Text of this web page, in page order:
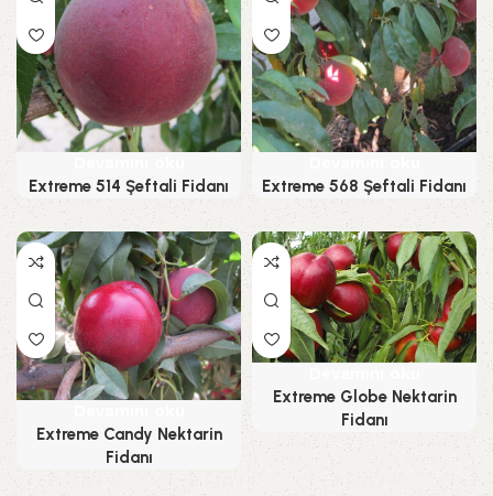
Extreme 514 Şeftali Fidanı
Extreme 568 Şeftali Fidanı
Extreme Candy Nektarin
Fidanı
Extreme Globe Nektarin
Fidanı